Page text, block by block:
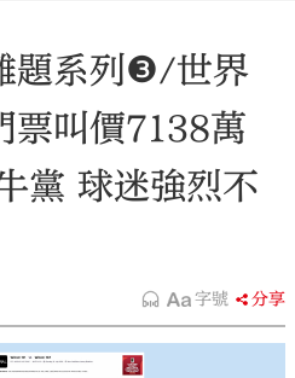
題系列❸/世界
票叫價7138萬
黨 球迷強烈不
字號 分享